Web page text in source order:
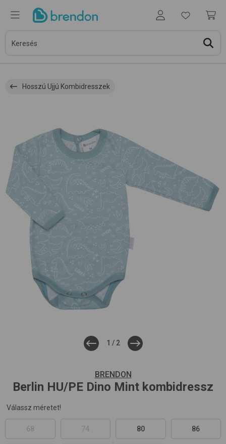
Hosszú Ujjú Kombidresszek
1 / 2
BRENDON
Berlin HU/PE Dino Mint kombidressz
Válassz méretet!
68 74 80 86